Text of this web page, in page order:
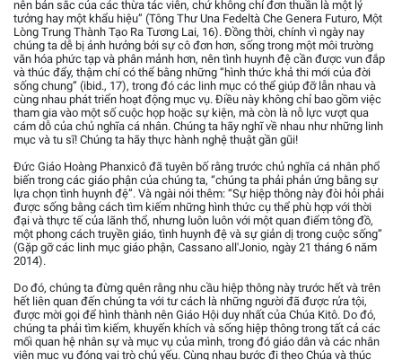
nên bản sắc của các thừa tác viên, chứ không chỉ đơn thuần là một lý
tưởng hay một khẩu hiệu” (Tông Thư Una Fedeltà Che Genera Futuro, Một
Lòng Trung Thành Tạo Ra Tương Lai, 16). Đồng thời, chính vì ngày nay
chúng ta dễ bị ảnh hưởng bởi sự cô đơn hơn, sống trong một môi trường
văn hóa phức tạp và phân mảnh hơn, nên tình huynh đệ cần được vun đắp
và thúc đẩy, thậm chí có thể bằng những “hình thức khả thi mới của đời
sống chung” (ibid., 17), trong đó các linh mục có thể giúp đỡ lẫn nhau và
cùng nhau phát triển hoạt động mục vụ. Điều này không chỉ bao gồm việc
tham gia vào một số cuộc họp hoặc sự kiện, mà còn là nỗ lực vượt qua
cám dỗ của chủ nghĩa cá nhân. Chúng ta hãy nghĩ về nhau như những linh
mục và tu sĩ! Chúng ta hãy thực hành nghệ thuật gần gũi!
Đức Giáo Hoàng Phanxicô đã tuyên bố rằng trước chủ nghĩa cá nhân phổ
biến trong các giáo phận của chúng ta, “chúng ta phải phản ứng bằng sự
lựa chọn tình huynh đệ”. Và ngài nói thêm: “Sự hiệp thông này đòi hỏi phải
được sống bằng cách tìm kiếm những hình thức cụ thể phù hợp với thời
đại và thực tế của lãnh thổ, nhưng luôn luôn với một quan điểm tông đồ,
một phong cách truyền giáo, tình huynh đệ và sự giản dị trong cuộc sống”
(Gặp gỡ các linh mục giáo phận, Cassano all'Jonio, ngày 21 tháng 6 năm
2014).
Do đó, chúng ta đừng quên rằng nhu cầu hiệp thông này trước hết và trên
hết liên quan đến chúng ta với tư cách là những người đã được rửa tội,
được mời gọi để hình thành nên Giáo Hội duy nhất của Chúa Kitô. Do đó,
chúng ta phải tìm kiếm, khuyến khích và sống hiệp thông trong tất cả các
mối quan hệ nhân sự và mục vụ của mình, trong đó giáo dân và các nhân
viên mục vụ đóng vai trò chủ yếu. Cùng nhau bước đi theo Chúa và thúc